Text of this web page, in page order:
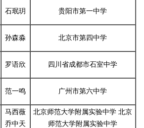
石珉玥 贵阳市第一中学
孙森淼 北京市第四中学
罗语欣 四川省成都市石室中学
范一鸣 广州市第六中学
马西薇
乔中天
北京师范大学附属实验中学 北京
师范大学附属实验中学